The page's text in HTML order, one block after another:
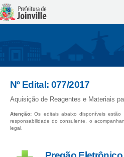
Nº Edital: 077/2017
Aquisição de Reagentes e Materiais
Atenção: Os editais abaixo disponíveis
responsabilidade do consulente, o
legal.